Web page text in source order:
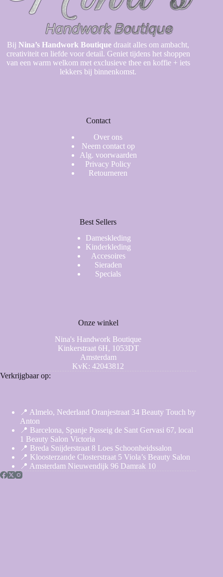
BijNina’s Handwork Boutique draait alles om ambacht,
creativiteit en liefde voor detail. Geniet tijdens het shoppen
van een warm welkom met exclusieve thee en koffie + iets
lekkers bij binnenkomst.
Contact
Over ons
Neem contact op
Alg. voorwaarden
Privacy Policy
Retourneren
Best Sellers
Dameskleding
Kinderkleding
Accesoires
Sieraden
Specials
Onze winkel
Nina's Handwork Boutique
Kinkerstraat 6H, 1053DT
Amsterdam
KvK: 42043812
Verkrijgbaar op:
📍 Almelo, Nederland Oranjestraat 34 Beauty Touch by
Anton
📍 Barcelona, Spanje Passeig de Sant Gervasi 67, local
1 Beauty Salon Victoria
📍 Breda Snijderstraat 8 Loes Schoonheidssalon
📍 Kloosterzande Closterstraat 5 Viola’s Beauty Salon
📍 Amsterdam Nieuwendijk 96 Damrak 10